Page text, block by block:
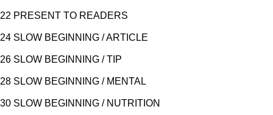
아
22 PRESENT TO READERS
24 SLOW BEGINNING / ARTICLE
26 SLOW BEGINNING / TIP
28 SLOW BEGINNING / MENTAL
30 SLOW BEGINNING / NUTRITION